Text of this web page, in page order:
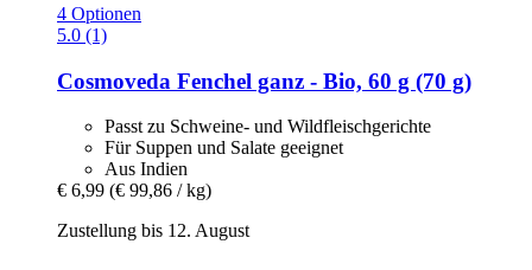
4 Optionen
5.0 (1)
Cosmoveda Fenchel ganz -​ Bio, 60 g (70 g)
Passt zu Schweine- und Wildfleischgerichte
Für Suppen und Salate geeignet
Aus Indien
€ 6,99 (€ 99,86 / kg)
Zustellung bis 12. August